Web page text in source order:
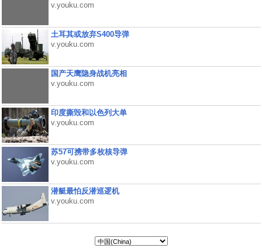
v.youku.com
土耳其或放弃S400导弹
v.youku.com
国产天鹰隐身战机亮相
v.youku.com
印度撕毁和以色列大单
v.youku.com
苏57可携带多枚核导弹
v.youku.com
潜艇最怕反潜巡逻机
v.youku.com